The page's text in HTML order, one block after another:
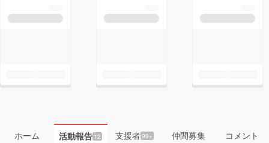
ホーム 活動報告12 支援者99+ 仲間募集 コメント